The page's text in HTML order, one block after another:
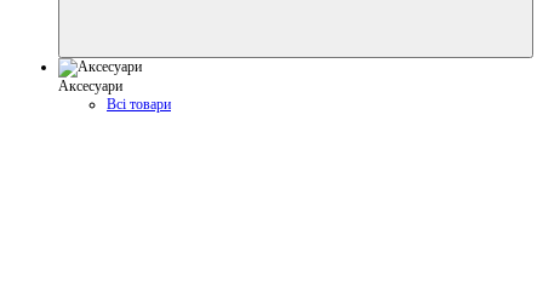
Аксесуари
Всі товари